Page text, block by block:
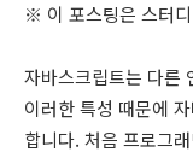
※ 이 포스팅은 스터
자바스크립트는 다른
이러한 특성 때문에
합니다. 처음 프로그